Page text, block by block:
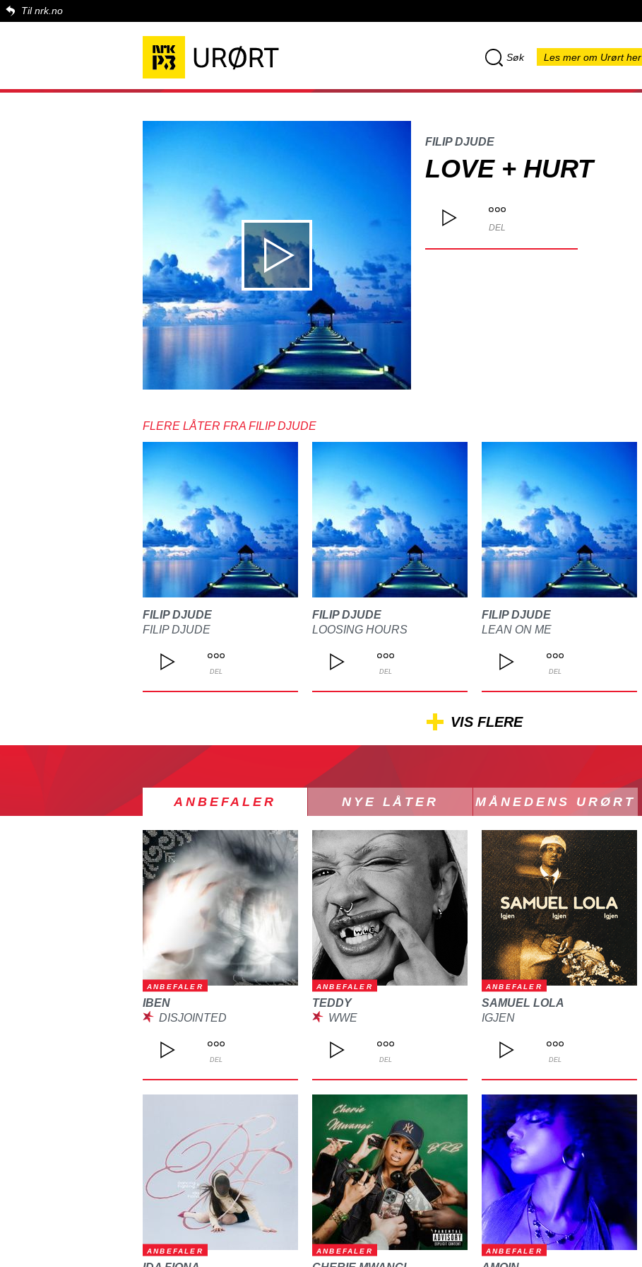
Til nrk.no
Søk Les mer om Urørt her
FILIP DJUDE
LOVE + HURT
DEL
FLERE LÅTER FRA FILIP DJUDE
FILIP DJUDE
FILIP DJUDE
DEL
FILIP DJUDE
LOOSING HOURS
DEL
FILIP DJUDE
LEAN ON ME
DEL
VIS FLERE
ANBEFALER NYE LÅTER MÅNEDENS URØRT
ANBEFALER
IBEN
DISJOINTED
DEL
ANBEFALER
TEDDY
WWE
DEL
ANBEFALER
SAMUEL LOLA
IGJEN
DEL
ANBEFALER ANBEFALER ANBEFALER